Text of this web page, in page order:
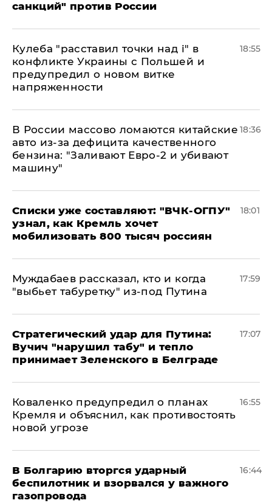
санкций" против России
Кулеба "расставил точки над і" в
конфликте Украины с Польшей и
предупредил о новом витке
напряженности
18:55
В России массово ломаются китайские
авто из-за дефицита качественного
бензина: "Заливают Евро-2 и убивают
машину"
18:36
Списки уже составляют: "ВЧК-ОГПУ"
узнал, как Кремль хочет
мобилизовать 800 тысяч россиян
18:01
Муждабаев рассказал, кто и когда
"выбьет табуретку" из-под Путина
17:59
Стратегический удар для Путина:
Вучич "нарушил табу" и тепло
принимает Зеленского в Белграде
17:07
Коваленко предупредил о планах
Кремля и объяснил, как противостоять
новой угрозе
16:55
В Болгарию вторгся ударный
беспилотник и взорвался у важного
газопровода
16:44